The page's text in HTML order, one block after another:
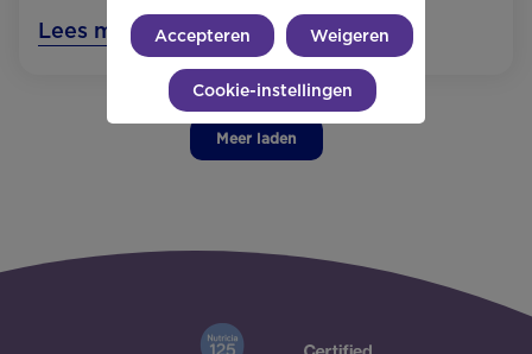
Lees meer
Meer laden
Accepteren Weigeren
Cookie-instellingen